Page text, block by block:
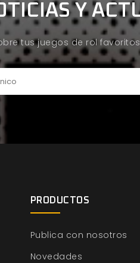
Y
tus juegos de rol
PRODUCTOS
Publica con nosotros
Novedades